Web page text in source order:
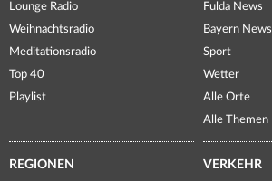
Lounge Radio
Weihnachtsradio
Meditationsradio
Top 40
Playlist
Fulda News
Bayern News
Sport
Wetter
Alle Orte
Alle Themen
REGIONEN VERKEHR